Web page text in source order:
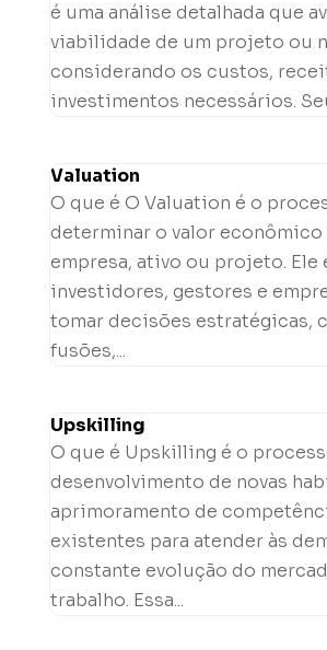
é uma análise detalhada que
viabilidade de um projeto ou
considerando os custos,
investimentos necessários.
Valuation
O que é O Valuation é o
determinar o valor econômico
empresa, ativo ou projeto. Ele
investidores, gestores e
tomar decisões estratégicas,
fusões,...
Upskilling
O que é Upskilling é o
desenvolvimento de novas
aprimoramento de
existentes para atender às
constante evolução do
trabalho. Essa...